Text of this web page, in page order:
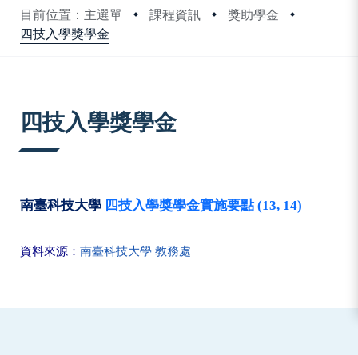
目前位置：主選單 課程資訊
獎助學金
四技入學獎學金
四技入學獎學金
南臺科技大學 四技入學獎學金實施要點 (13, 14)
資料來源： 南臺科技大學 教務處